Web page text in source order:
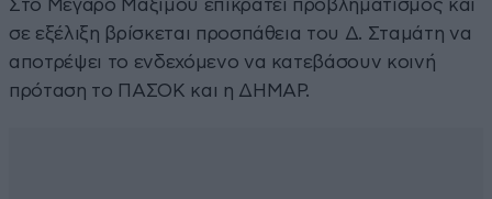
Στο Μέγαρο Μαξίμου επικρατεί προβληματισμός και
σε εξέλιξη βρίσκεται προσπάθεια του Δ. Σταμάτη να
αποτρέψει το ενδεχόμενο να κατεβάσουν κοινή
πρόταση το ΠΑΣΟΚ και η ΔΗΜΑΡ.